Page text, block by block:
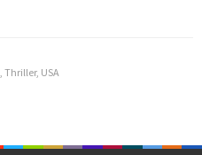
, Thriller, USA